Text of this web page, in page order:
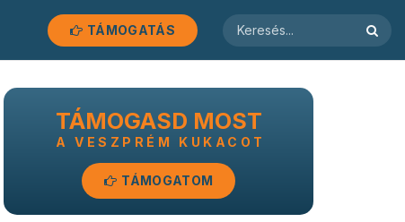
TÁMOGATÁS
TÁMOGASD MOST
A VESZPRÉM KUKACOT
TÁMOGATOM